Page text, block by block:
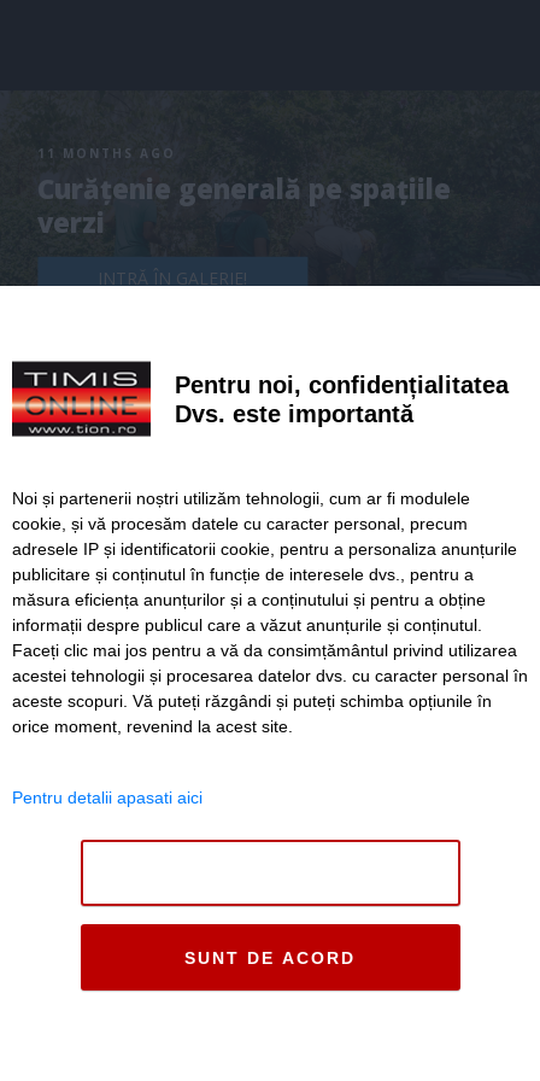
11 MONTHS AGO
Curățenie generală pe spațiile
verzi
INTRĂ ÎN GALERIE!
Pentru noi, confidențialitatea
Dvs. este importantă
Noi și partenerii noștri utilizăm tehnologii, cum ar fi modulele
cookie, și vă procesăm datele cu caracter personal, precum
adresele IP și identificatorii cookie, pentru a personaliza anunțurile
publicitare și conținutul în funcție de interesele dvs., pentru a
măsura eficiența anunțurilor și a conținutului și pentru a obține
informații despre publicul care a văzut anunțurile și conținutul.
Faceți clic mai jos pentru a vă da consimțământul privind utilizarea
acestei tehnologii și procesarea datelor dvs. cu caracter personal în
aceste scopuri. Vă puteți răzgândi și puteți schimba opțiunile în
orice moment, revenind la acest site.
Pentru detalii apasati aici
SUNT DE ACORD